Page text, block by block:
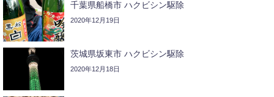
千葉県船橋市 ハクビシン駆除
2020年12月19日
茨城県坂東市 ハクビシン駆除
2020年12月18日